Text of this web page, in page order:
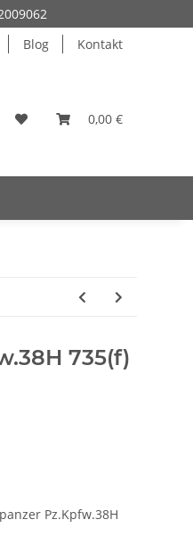
Blog Kontakt
0,00 €
735(f)
Pz.Kpfw.38H